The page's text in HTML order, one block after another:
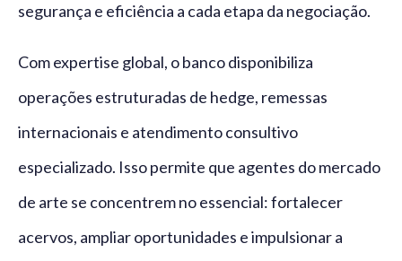
segurança e eficiência a cada etapa da negociação.
Com expertise global, o banco disponibiliza
operações estruturadas de hedge, remessas
internacionais e atendimento consultivo
especializado. Isso permite que agentes do mercado
de arte se concentrem no essencial: fortalecer
acervos, ampliar oportunidades e impulsionar a